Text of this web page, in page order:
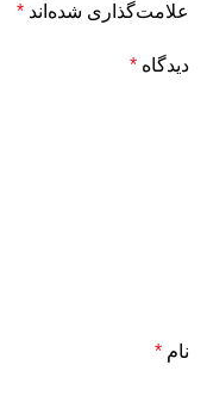
علامت‌گذاری شده‌اند *
دیدگاه *
نام *